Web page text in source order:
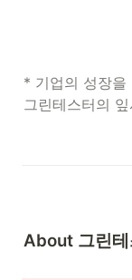
* 기업의 성장을
그린테스터의 잎
About 그린테